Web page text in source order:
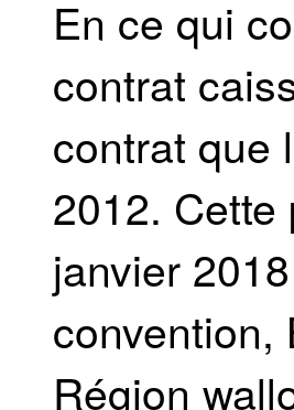
En ce qui
contrat
contrat que
2012.
janvier
convention,
Région